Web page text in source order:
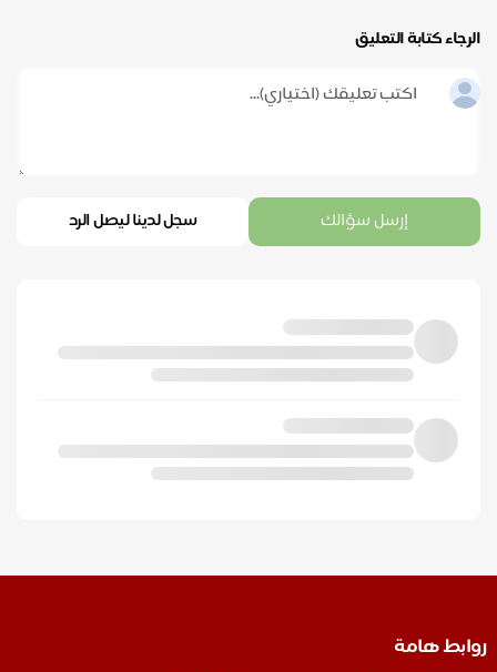
الرجاء كتابة التعليق
إرسل سؤالك سجل لدينا ليصل الرد
روابط هامة